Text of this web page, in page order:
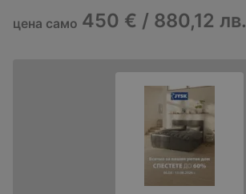
цена само 450 € / 880,12 лв.